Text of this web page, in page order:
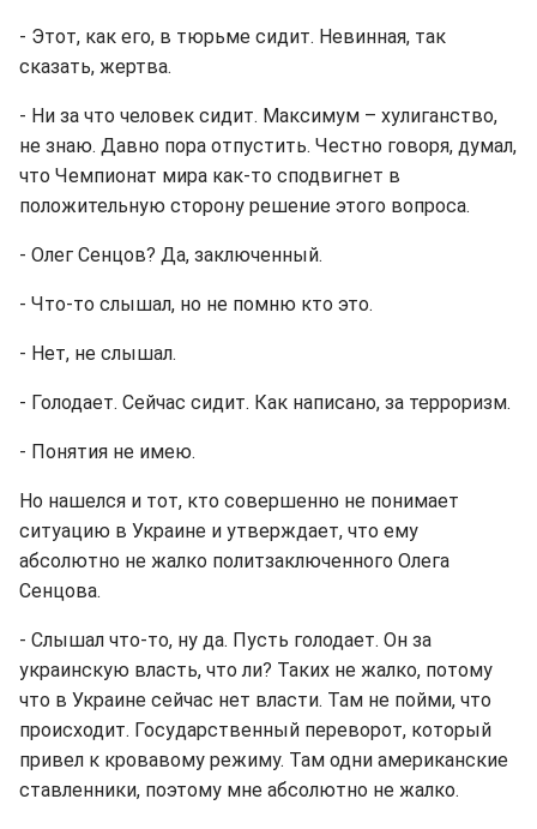
- Этот, как его, в тюрьме сидит. Невинная, так
сказать, жертва.
- Ни за что человек сидит. Максимум – хулиганство,
не знаю. Давно пора отпустить. Честно говоря, думал,
что Чемпионат мира как-то сподвигнет в
положительную сторону решение этого вопроса.
- Олег Сенцов? Да, заключенный.
- Что-то слышал, но не помню кто это.
- Нет, не слышал.
- Голодает. Сейчас сидит. Как написано, за терроризм.
- Понятия не имею.
Но нашелся и тот, кто совершенно не понимает
ситуацию в Украине и утверждает, что ему
абсолютно не жалко политзаключенного Олега
Сенцова.
- Слышал что-то, ну да. Пусть голодает. Он за
украинскую власть, что ли? Таких не жалко, потому
что в Украине сейчас нет власти. Там не пойми, что
происходит. Государственный переворот, который
привел к кровавому режиму. Там одни американские
ставленники, поэтому мне абсолютно не жалко.